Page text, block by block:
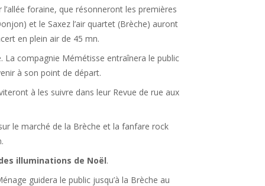
foraine, que résonneront les premières
et le Saxez l’air quartet (Brèche) auront
en plein air de 45 mn.
La compagnie Mémétisse entraînera le public
à son point de départ.
à les suivre dans leur Revue de rue aux
le marché de la Brèche et la fanfare rock
illuminations de Noël.
guidera le public jusqu’à la Brèche au